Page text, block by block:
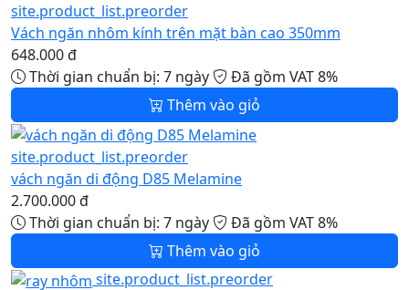
site.product_list.preorder
Vách ngăn nhôm kính trên mặt bàn cao 350mm
648.000 đ
Thời gian chuẩn bị: 7 ngày
Đã gồm VAT 8%
Thêm vào giỏ
site.product_list.preorder
vách ngăn di động D85 Melamine
2.700.000 đ
Thời gian chuẩn bị: 7 ngày
Đã gồm VAT 8%
Thêm vào giỏ
site.product_list.preorder